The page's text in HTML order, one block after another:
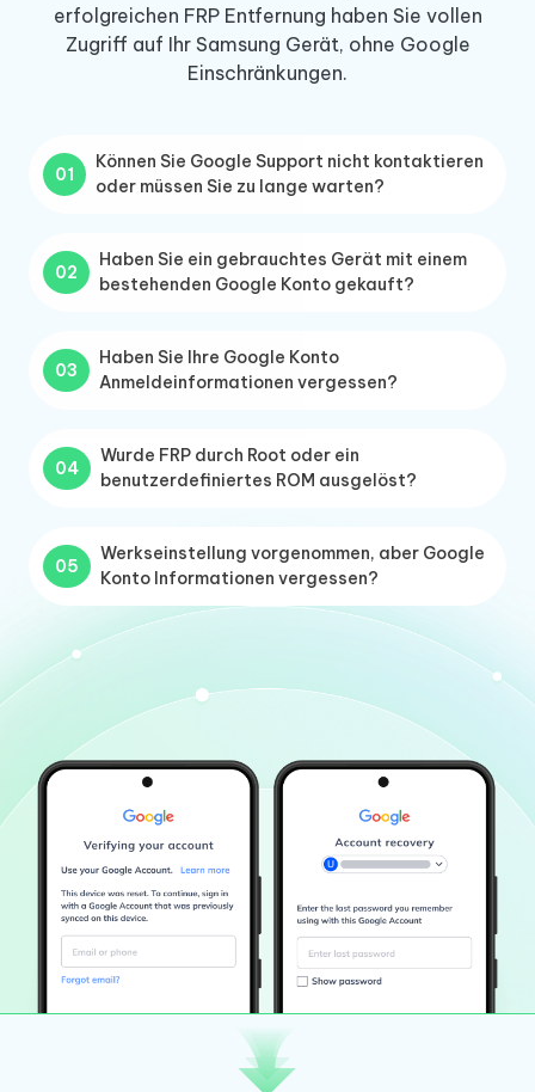
erfolgreichen FRP Entfernung haben Sie vollen
Zugriff auf Ihr Samsung Gerät, ohne Google
Einschränkungen.
01
Können Sie Google Support nicht kontaktieren
oder müssen Sie zu lange warten?
02
Haben Sie ein gebrauchtes Gerät mit einem
bestehenden Google Konto gekauft?
03
Haben Sie Ihre Google Konto
Anmeldeinformationen vergessen?
04
Wurde FRP durch Root oder ein
benutzerdefiniertes ROM ausgelöst?
05
Werkseinstellung vorgenommen, aber Google
Konto Informationen vergessen?